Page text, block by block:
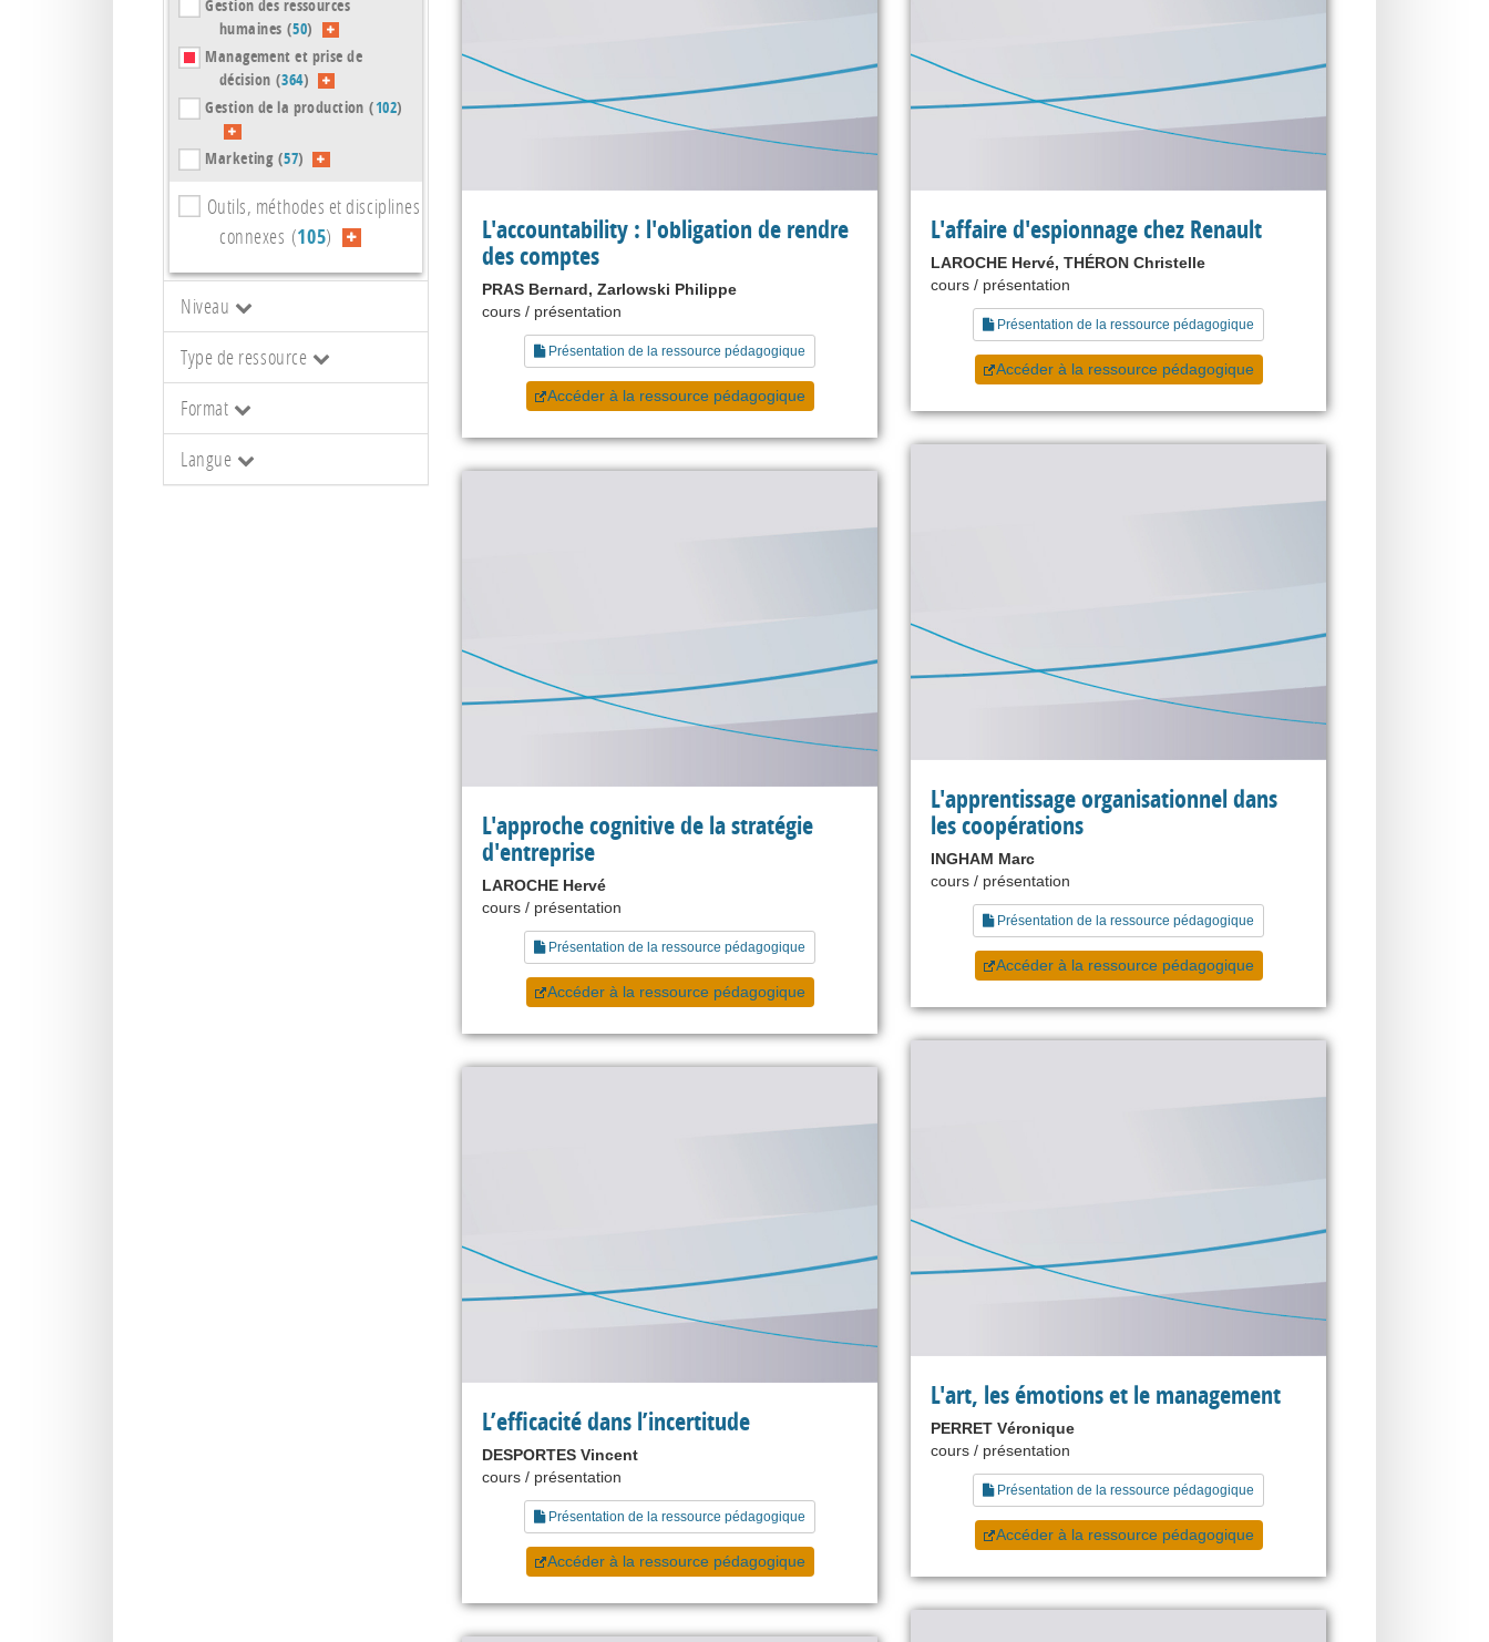
Gestion des ressources
humaines (50)
Management et prise de
décision (364)
Gestion de la production (102)
Marketing (57)
Outils, méthodes et disciplines
connexes (105)
Niveau
Type de ressource
Format
Langue
L'accountability : l'obligation de rendre
des comptes
PRAS Bernard, Zarlowski Philippe
cours / présentation
Présentation de la ressource pédagogique
Accéder à la ressource pédagogique
L'affaire d'espionnage chez Renault
LAROCHE Hervé, THÉRON Christelle
cours / présentation
Présentation de la ressource pédagogique
Accéder à la ressource pédagogique
L'apprentissage organisationnel dans
les coopérations
INGHAM Marc
cours / présentation
Présentation de la ressource pédagogique
Accéder à la ressource pédagogique
L'approche cognitive de la stratégie
d'entreprise
LAROCHE Hervé
cours / présentation
Présentation de la ressource pédagogique
Accéder à la ressource pédagogique
L'art, les émotions et le management
PERRET Véronique
cours / présentation
Présentation de la ressource pédagogique
Accéder à la ressource pédagogique
L’efficacité dans l’incertitude
DESPORTES Vincent
cours / présentation
Présentation de la ressource pédagogique
Accéder à la ressource pédagogique